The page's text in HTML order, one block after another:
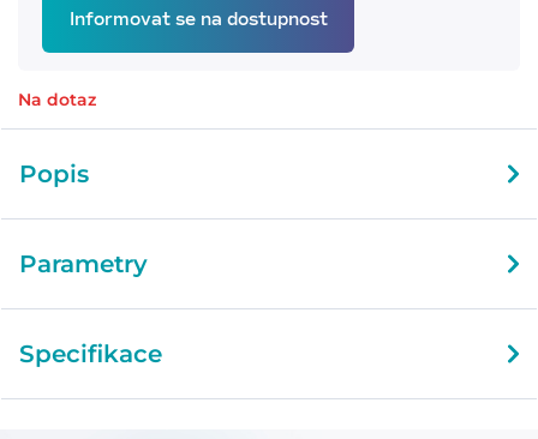
Informovat se na dostupnost
Na dotaz
Popis
Parametry
Specifikace